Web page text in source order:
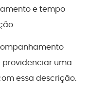
e tempo
uma
essa descrição.